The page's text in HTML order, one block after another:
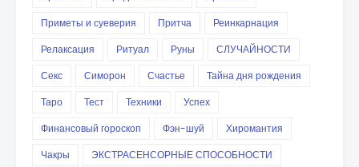
Приметы и суеверия
Притча
Реинкарнация
Релаксация
Ритуал Руны
СЛУЧАЙНОСТИ
Секс
Симорон Счастье
Тайна дня рождения
Таро
Тест Техники
Успех
Финансовый гороскоп
Фэн-шуй
Хиромантия
Чакры
ЭКСТРАСЕНСОРНЫЕ СПОСОБНОСТИ